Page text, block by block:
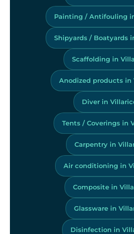
Painting / Antifouling
Shipyards / Boatyards
Scaffolding in
Anodized products in
Diver in
Tents / Coverings in
Carpentry in
Air conditioning in
Composite in
Glassware in
Disinfection in